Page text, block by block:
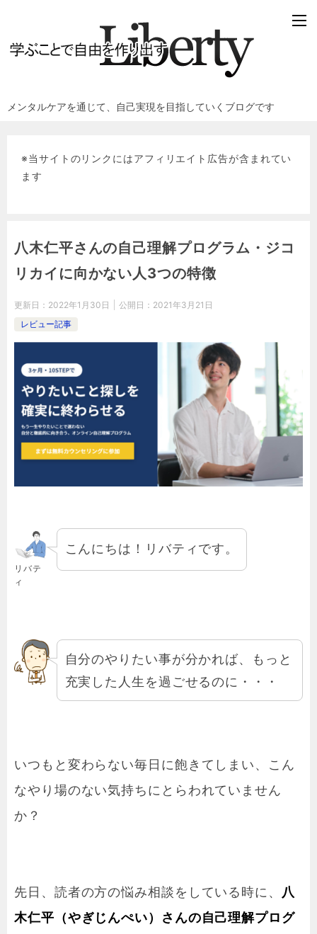
メンタルケアを通じて、自己実現を目指していくブログです
※当サイトのリンクにはアフィリエイト広告が含まれてい
ます
八木仁平さんの自己理解プログラム・ジコ
リカイに向かない人3つの特徴
更新日： 2022年1月30日 公開日： 2021年3月21日
レビュー記事
リバテ
ィ
こんにちは！リバティです。
自分のやりたい事が分かれば、もっと
充実した人生を過ごせるのに・・・
いつもと変わらない毎日に飽きてしまい、こん
なやり場のない気持ちにとらわれていません
か？
先日、読者の方の悩み相談をしている時に、 八
木仁平（やぎじんぺい）さんの自己理解プログ